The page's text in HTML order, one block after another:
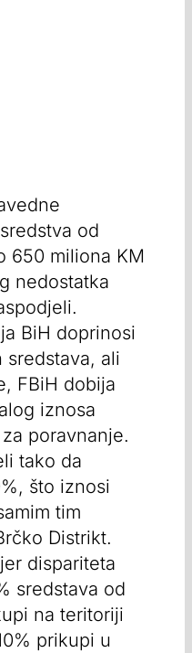
od
650 miliona KM
nedostatka
BiH doprinosi
sredstava, ali
FBiH dobija
iznosa
poravnanje.
tako da
što iznosi
tim
Distrikt.
dispariteta
sredstava od
na teritoriji
prikupi u